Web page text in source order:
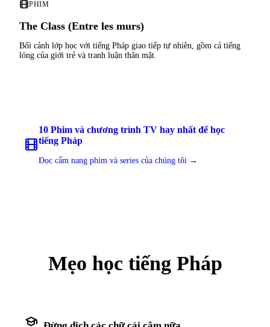
PHIM
The Class (Entre les murs)
Bối cảnh lớp học với tiếng Pháp giao tiếp tự nhiên, gồm cả tiếng
lóng của giới trẻ và tranh luận thân mật.
10 Phim và chương trình TV hay nhất để học
tiếng Pháp
Đọc cẩm nang phim và series của chúng tôi →
Mẹo học tiếng Pháp
school